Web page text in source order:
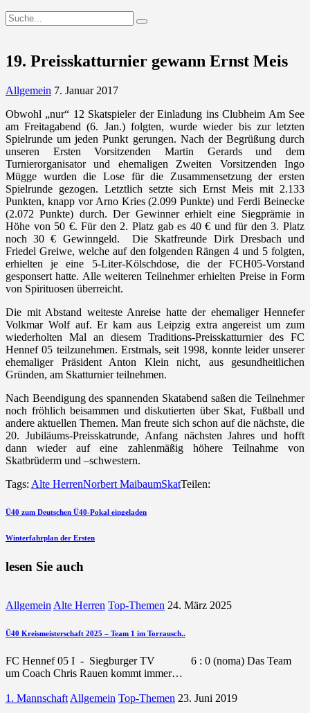
19. Preisskatturnier gewann Ernst Meis
Allgemein 7. Januar 2017
Obwohl „nur“ 12 Skatspieler der Einladung ins Clubheim Am See
am Freitagabend (6. Jan.) folgten, wurde wieder bis zur letzten
Spielrunde um jeden Punkt gerungen. Nach der Begrüßung durch
unseren Ersten Vorsitzenden Martin Gerards und dem
Turnierorganisator und ehemaligen Zweiten Vorsitzenden Ingo
Mügge wurden die Lose für die Zusammensetzung der ersten
Spielrunde gezogen. Letztlich setzte sich Ernst Meis mit 2.133
Punkten, knapp vor Arno Kries (2.099 Punkte) und Ferdi Beinecke
(2.072 Punkte) durch. Der Gewinner erhielt eine Siegprämie in
Höhe von 50 €. Für den 2. Platz gab es 40 € und für den 3. Platz
noch 30 € Gewinngeld. Die Skatfreunde Dirk Dresbach und
Friedel Greiwe, welche auf den folgenden Rängen 4 und 5 folgten,
erhielten je eine 5-Liter-Kölschdose, die der FCH05-Vorstand
gesponsert hatte. Alle weiteren Teilnehmer erhielten Preise in Form
von Spirituosen überreicht.
Die mit Abstand weiteste Anreise hatte der ehemaliger Hennefer
Volkmar Wolf auf. Er kam aus Leipzig extra angereist um zum
wiederholten Mal an diesem Traditions-Preisskatturnier des FC
Hennef 05 teilzunehmen. Erstmals, seit 1998, konnte leider unserer
ehemaliger Präsident Anton Klein nicht, aus gesundheitlichen
Gründen, am Skatturnier teilnehmen.
Nach Beendigung des spannenden Skatabend saßen die Teilnehmer
noch fröhlich beisammen und diskutierten über Skat, Fußball und
andere aktuellen Themen. Man freute sich schon auf die nächste, die
20. Jubiläums-Preisskatrunde, Anfang nächsten Jahres und hofft
dann wieder auf eine zahlenmäßig höhere Teilnahme von
Skatbrüderm und –schwestern.
Tags: Alte HerrenNorbert MaibaumSkatTeilen:
Beitragsnavigation
vorherigen
Ü40 zum Deutschen Ü40-Pokal eingeladen
nächsten
Winterfahrplan der Ersten
lesen Sie auch
AllgemeinAlte Herren Top-Themen 24. März 2025
Ü40 Kreismeisterschaft 2025 – Team 1 im Torrausch..
FC Hennef 05 I - Siegburger TV 6 : 0 (noma) Das Team
um Coach Chris Rauen kommt immer…
1. Mannschaft Allgemein Top-Themen 23. Juni 2019